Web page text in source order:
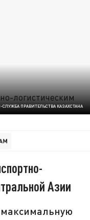
СЛУЖБА ПРАВИТЕЛЬСТВА КАЗАХСТАНА
Азии